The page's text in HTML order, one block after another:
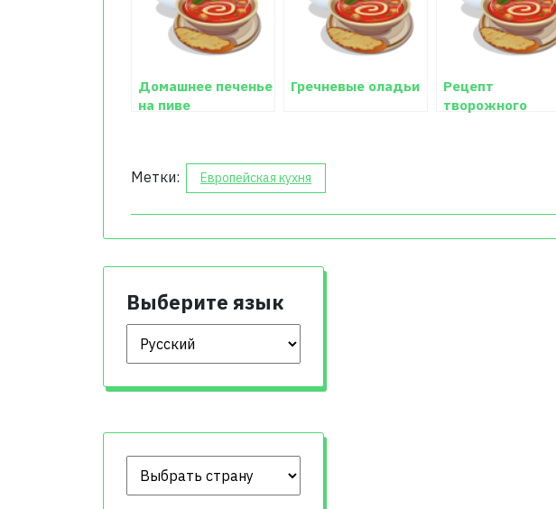
Домашнее печенье
на пиве
Гречневые оладьи
Рецепт
творожного
Метки:
Европейская кухня
Выберите язык
Выберите язык